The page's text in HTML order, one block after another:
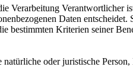
Verarbeitung Verantwortlicher
Daten
bestimmten Kriterien seiner
natürliche oder juristische